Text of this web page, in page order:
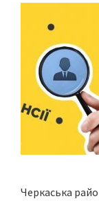
Черкаська